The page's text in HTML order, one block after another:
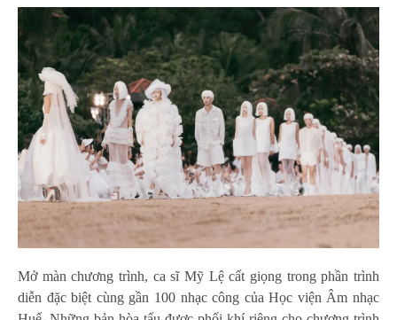
Mở màn chương trình, ca sĩ Mỹ Lệ cất giọng trong phần trình
diễn đặc biệt cùng gần 100 nhạc công của Học viện Âm nhạc